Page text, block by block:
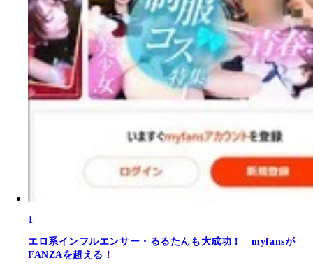
1
エロ系インフルエンサー・るるたんも大成功！ myfansが
FANZAを超える！